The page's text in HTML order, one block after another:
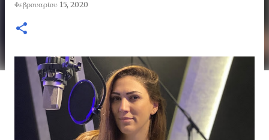
Φεβρουαρίου 15, 2020